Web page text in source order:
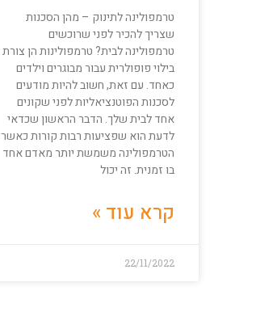
טרמפולינה לתינוק – מהן הסכנות
שצריך להכיר לפני שרוכשים
טרמפולינה לבית? טרמפולינות הן צורת
בילוי פופולרית עבור מבוגרים וילדים
כאחד. עם זאת, חשוב להיות מודעים
לסכנות הפוטנציאליות לפני שקונים
אחד לבית שלך. הדבר הראשון שכדאי
לדעת הוא שפציעות רבות קורות כאשר
הטרמפולינה משמשת יותר מאדם אחד
בו זמנית. זה יכול
קרא עוד »
22/11/2022